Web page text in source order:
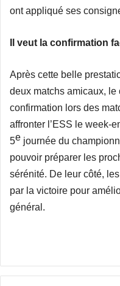
ont appliqué ses
Il veut la confirmation
Après cette belle
deux matchs amicaux,
confirmation lors des
affronter l’ESS le week-
5e journée du
pouvoir préparer les
sérénité. De leur côté,
par la victoire pour
général.